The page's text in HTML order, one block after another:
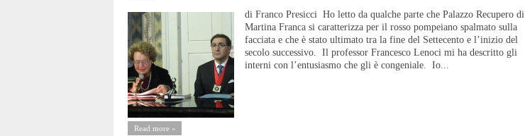
di Franco Presicci Ho letto da qualche parte che Palazzo Recupero di
Martina Franca si caratterizza per il rosso pompeiano spalmato sulla
facciata e che è stato ultimato tra la fine del Settecento e l’inizio del
secolo successivo. Il professor Francesco Lenoci mi ha descritto gli
interni con l’entusiasmo che gli è congeniale. Io...
Read more »